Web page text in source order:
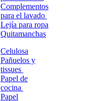
Complementos
para el lavado
Lejía para ropa
Quitamanchas
Celulosa
Pañuelos y
tissues
Papel de
cocina
Papel